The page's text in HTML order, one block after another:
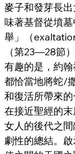
麥子和發芽長
味著基督從墳
舉」（
（第23—28節）
有趣的是，約
都恰當地將蛇/
和復活所帶來
在接近聖經的
女人的後代之
劇性的總結。